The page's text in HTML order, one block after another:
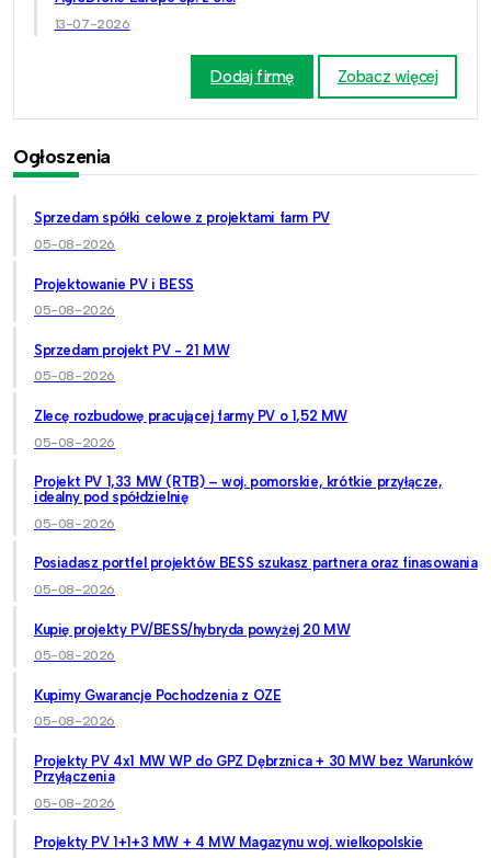
13-07-2026
Dodaj firmę Zobacz więcej
Ogłoszenia
Sprzedam spółki celowe z projektami farm PV
05-08-2026
Projektowanie PV i BESS
05-08-2026
Sprzedam projekt PV - 21 MW
05-08-2026
Zlecę rozbudowę pracującej farmy PV o 1,52 MW
05-08-2026
Projekt PV 1,33 MW (RTB) – woj. pomorskie, krótkie przyłącze,
idealny pod spółdzielnię
05-08-2026
Posiadasz portfel projektów BESS szukasz partnera oraz finasowania
05-08-2026
Kupię projekty PV/BESS/hybryda powyżej 20 MW
05-08-2026
Kupimy Gwarancje Pochodzenia z OZE
05-08-2026
Projekty PV 4x1 MW WP do GPZ Dębrznica + 30 MW bez Warunków
Przyłączenia
05-08-2026
Projekty PV 1+1+3 MW + 4 MW Magazynu woj. wielkopolskie